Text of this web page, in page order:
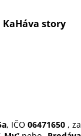
KaHáva story
, IČO 06471650 ,